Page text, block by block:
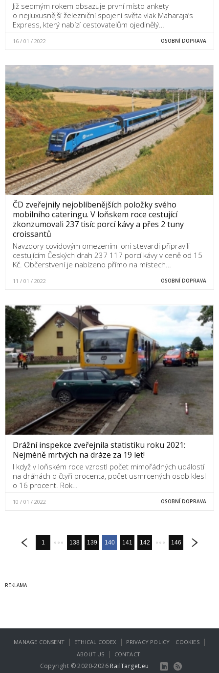
Již sedmým rokem obsazuje první místo ankety
o nejluxusnější železniční spojení světa vlak Maharaja’s
Express, který nabízí cestovatelům ojedinělý…
16 / 01 / 2022 OSOBNÍ DOPRAVA
ČD zveřejnily nejoblíbenějších položky svého
mobilního cateringu. V loňskem roce cestující
zkonzumovali 237 tisíc porcí kávy a přes 2 tuny
croissantů
Navzdory covidovým omezením loni stevardi připravili
cestujícím Českých drah 237 117 porcí kávy v ceně od 15
Kč. Občerstvení je nabízeno přímo na místech…
11 / 01 / 2022 OSOBNÍ DOPRAVA
Drážní inspekce zveřejnila statistiku roku 2021:
Nejméně mrtvých na dráze za 19 let!
I když v loňském roce vzrostl počet mimořádných událostí
na dráhách o čtyři procenta, počet usmrcených osob klesl
o 16 procent. Rok…
10 / 01 / 2022 OSOBNÍ DOPRAVA
1 138 139 140 141 142 146
MANAGE CONSENT | ETHICAL CODEX | PRIVACY POLICY COOKIES |
ABOUT US | CONTACT
Copyright © 2020-2026 RailTarget.eu